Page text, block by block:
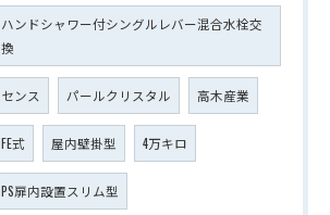
ハンドシャワー付シングルレバー混合水栓交
換
センス パールクリスタル 高木産業
FE式 屋内壁掛型 4万キロ
PS扉内設置スリム型